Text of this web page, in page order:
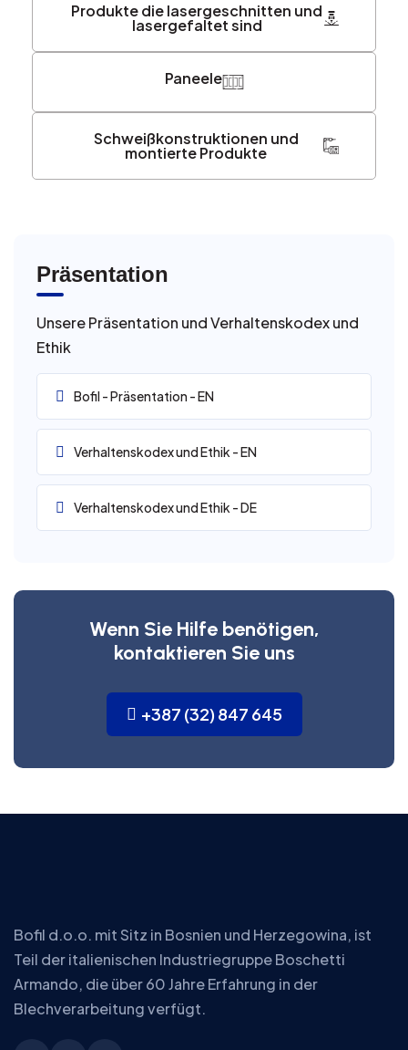
Produkte die lasergeschnitten und
lasergefaltet sind
Paneele
Schweißkonstruktionen und
montierte Produkte
Präsentation
Unsere Präsentation und Verhaltenskodex und
Ethik
Bofil - Präsentation - EN
Verhaltenskodex und Ethik - EN
Verhaltenskodex und Ethik - DE
Wenn Sie Hilfe benötigen,
kontaktieren Sie uns
+387 (32) 847 645
Bofil d.o.o. mit Sitz in Bosnien und Herzegowina, ist
Teil der italienischen Industriegruppe Boschetti
Armando, die über 60 Jahre Erfahrung in der
Blechverarbeitung verfügt.